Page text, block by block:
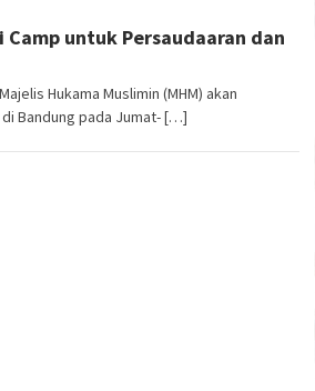
Hukama Muslimin (MHM) akan
Bandung pada Jumat- […]